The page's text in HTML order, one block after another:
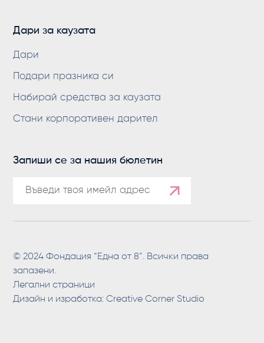
Дари за каузата
Дари
Подари празника си
Набирай средства за каузата
Стани корпоративен дарител
Запиши се за нашия бюлетин
© 2024 Фондация “Една от 8”. Всички права
запазени.
Легални страници
Дизайн и изработка:Creative Corner Studio